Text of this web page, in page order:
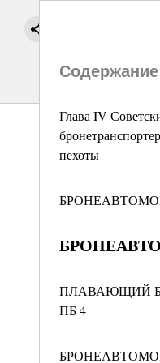
Содержание
Глава IV
пехоты
ПЛАВАЮЩИЙ
ПБ 4